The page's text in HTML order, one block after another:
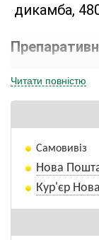
дикамба,
розчинний
3-й клас
Сумісність
Читати повністю
Самовивіз
Нова
Кур'єр